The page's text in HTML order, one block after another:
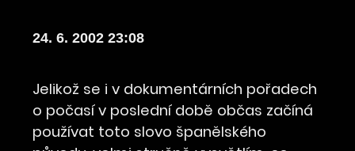
24. 6. 2002 23:08
Jelikož se i v dokumentárních pořadech
o počasí v poslední době občas začíná
používat toto slovo španělského